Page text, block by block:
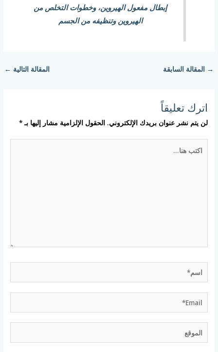
إبطال مفعول الهيروين، وخطوات التخلص من
الهيروين وتنظيفه من الجسم
→ المقالة السابقة المقالة التالية ←
اترك تعليقاً
لن يتم نشر عنوان بريدك الإلكتروني. الحقول الإلزامية مشار إليها بـ*
اسم*
Email*
الموقع